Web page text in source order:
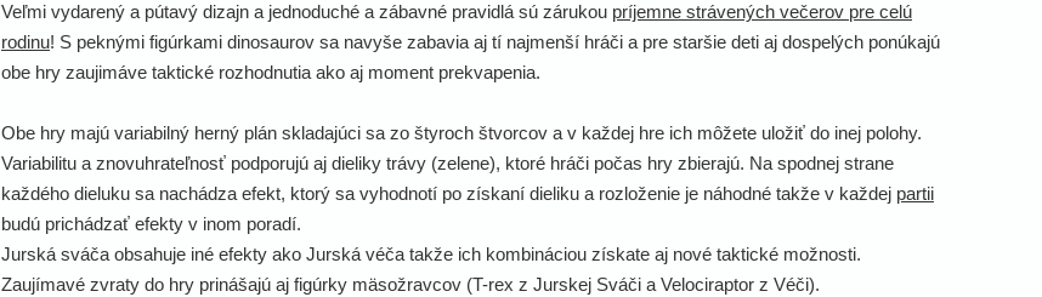
Veľmi vydarený a pútavý dizajn a jednoduché a zábavné pravidlá sú zárukou príjemne strávených večerov pre celú
rodinu! S peknými figúrkami dinosaurov sa navyše zabavia aj tí najmenší hráči a pre staršie deti aj dospelých ponúkajú
obe hry zaujimáve taktické rozhodnutia ako aj moment prekvapenia.
Obe hry majú variabilný herný plán skladajúci sa zo štyroch štvorcov a v každej hre ich môžete uložiť do inej polohy.
Variabilitu a znovuhrateľnosť podporujú aj dieliky trávy (zelene), ktoré hráči počas hry zbierajú. Na spodnej strane
každého dieluku sa nachádza efekt, ktorý sa vyhodnotí po získaní dieliku a rozloženie je náhodné takže v každej partii
budú prichádzať efekty v inom poradí.
Jurská sváča obsahuje iné efekty ako Jurská véča takže ich kombináciou získate aj nové taktické možnosti.
Zaujímavé zvraty do hry prinášajú aj figúrky mäsožravcov (T-rex z Jurskej Sváči a Velociraptor z Véči).